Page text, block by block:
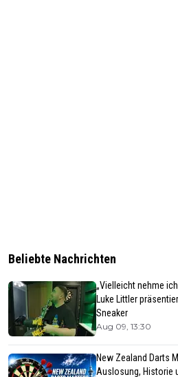
Beliebte Nachrichten
„Vielleicht nehme
Luke Littler
Sneaker
Aug 09, 13:30
New Zealand Darts
Auslosung, Historie